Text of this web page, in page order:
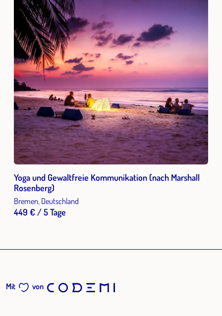
Yoga und Gewaltfreie Kommunikation (nach Marshall
Rosenberg)
Bremen, Deutschland
449 € / 5 Tage
Mit von